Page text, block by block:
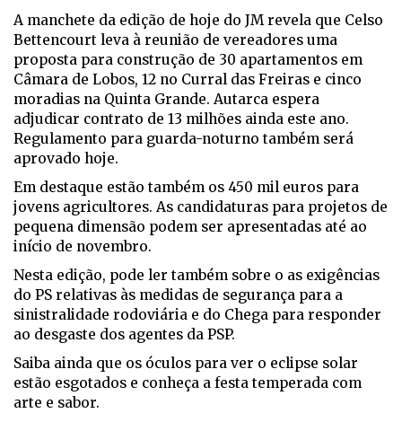
A manchete da edição de hoje do JM revela que Celso
Bettencourt leva à reunião de vereadores uma
proposta para construção de 30 apartamentos em
Câmara de Lobos, 12 no Curral das Freiras e cinco
moradias na Quinta Grande. Autarca espera
adjudicar contrato de 13 milhões ainda este ano.
Regulamento para guarda-noturno também será
aprovado hoje.
Em destaque estão também os 450 mil euros para
jovens agricultores. As candidaturas para projetos de
pequena dimensão podem ser apresentadas até ao
início de novembro.
Nesta edição, pode ler também sobre o as exigências
do PS relativas às medidas de segurança para a
sinistralidade rodoviária e do Chega para responder
ao desgaste dos agentes da PSP.
Saiba ainda que os óculos para ver o eclipse solar
estão esgotados e conheça a festa temperada com
arte e sabor.